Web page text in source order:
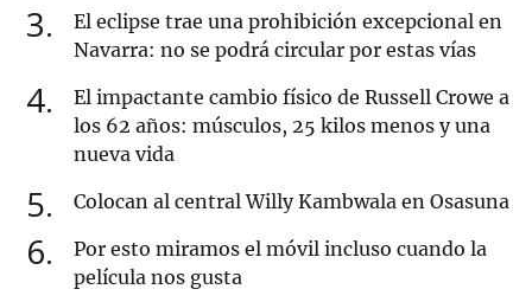
3
El eclipse trae una prohibición excepcional en
Navarra: no se podrá circular por estas vías
4
El impactante cambio físico de Russell Crowe a
los 62 años: músculos, 25 kilos menos y una
nueva vida
5 Colocan al central Willy Kambwala en Osasuna
6
Por esto miramos el móvil incluso cuando la
película nos gusta